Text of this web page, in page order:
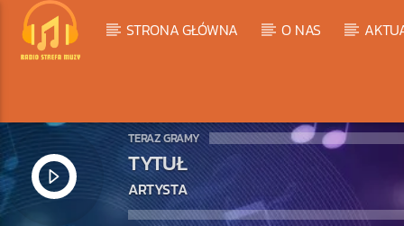
STRONA GŁÓWNA O NAS
TERAZ GRAMY
TYTUŁ
ARTYSTA